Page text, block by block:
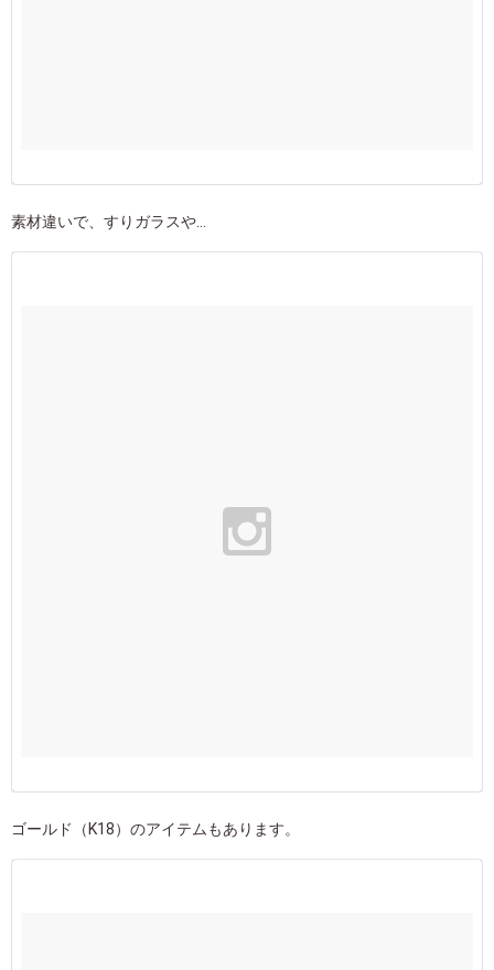
素材違いで、すりガラスや...
ゴールド（K18）のアイテムもあります。